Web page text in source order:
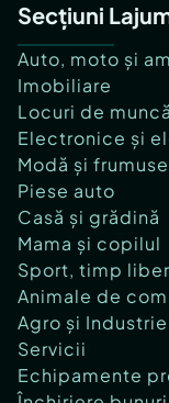
Secțiuni
Auto, moto și
Imobiliare
Locuri de muncă
Electronice și
Modă și
Piese auto
Casă și grădină
Mama și copilul
Sport, timp
Animale de
Agro și Industrie
Servicii
Echipamente